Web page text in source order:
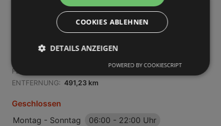
Nah&Frisch punkt
Steinmanager Straße 8
FLUGBLÄTTER:
ENTFERNUNG: 491,23 km
Geschlossen
Montag - Sonntag
06:00 - 22:00 Uhr
COOKIES ABLEHNEN
DETAILS ANZEIGEN
POWERED BY COOKIESCRIPT